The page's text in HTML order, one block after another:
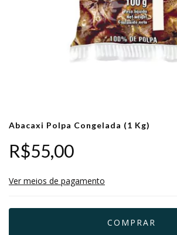
Abacaxi Polpa Congelada (1 Kg)
R$55,00
Ver meios de pagamento